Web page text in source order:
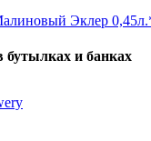
бутылках и банках